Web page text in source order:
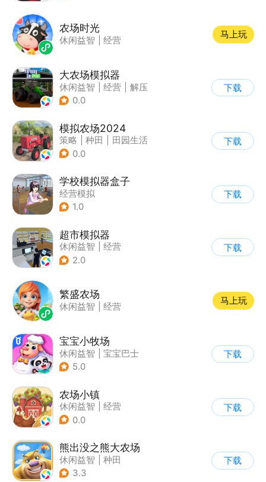
农场时光
休闲益智 经营
马上玩
大农场模拟器
休闲益智 经营
解压
| 清新
0.0
下载
模拟农场2024
策略 种田
田园生活
| 写实
0.0
下载
学校模拟器盒子
经营模拟
1.0
下载
超市模拟器
休闲益智
经营
| 文字游戏
2.0
下载
繁盛农场
休闲益智 经营
马上玩
宝宝小牧场
休闲益智
宝宝巴士
| 学习教育
5.0
下载
农场小镇
休闲益智
经营
| 田园生活
0.0
下载
熊出没之熊大农场
休闲益智
种田
| 田园生活
3.3
下载